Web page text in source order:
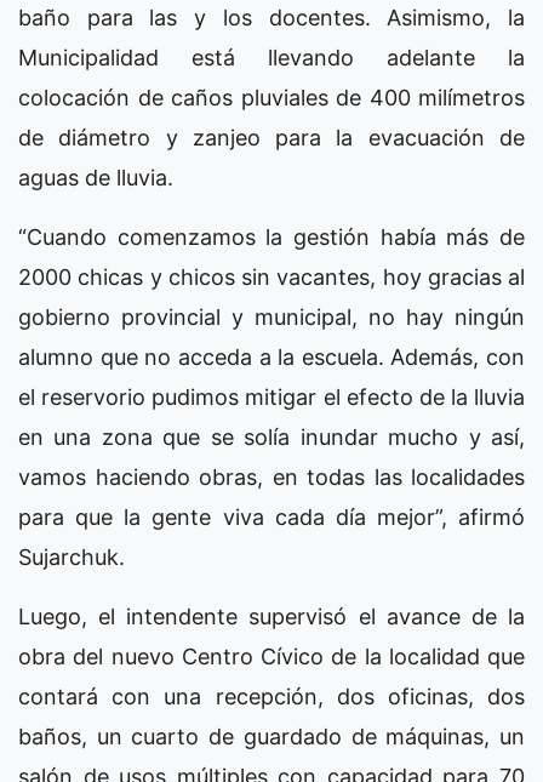
baño para las y los docentes. Asimismo, la
Municipalidad está llevando adelante la
colocación de caños pluviales de 400 milímetros
de diámetro y zanjeo para la evacuación de
aguas de lluvia.
“Cuando comenzamos la gestión había más de
2000 chicas y chicos sin vacantes, hoy gracias al
gobierno provincial y municipal, no hay ningún
alumno que no acceda a la escuela. Además, con
el reservorio pudimos mitigar el efecto de la lluvia
en una zona que se solía inundar mucho y así,
vamos haciendo obras, en todas las localidades
para que la gente viva cada día mejor”, afirmó
Sujarchuk.
Luego, el intendente supervisó el avance de la
obra del nuevo Centro Cívico de la localidad que
contará con una recepción, dos oficinas, dos
baños, un cuarto de guardado de máquinas, un
salón de usos múltiples con capacidad para 70